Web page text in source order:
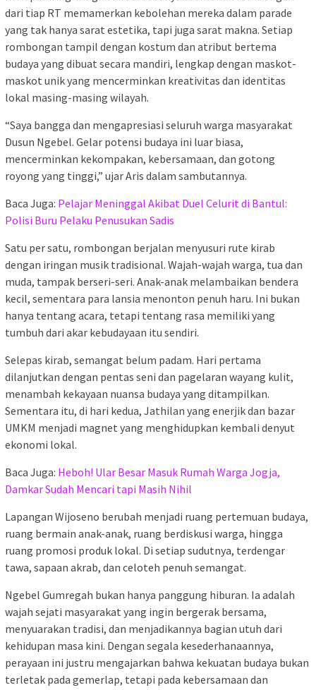
dari tiap RT memamerkan kebolehan mereka dalam parade
yang tak hanya sarat estetika, tapi juga sarat makna. Setiap
rombongan tampil dengan kostum dan atribut bertema
budaya yang dibuat secara mandiri, lengkap dengan maskot-
maskot unik yang mencerminkan kreativitas dan identitas
lokal masing-masing wilayah.
“Saya bangga dan mengapresiasi seluruh warga masyarakat
Dusun Ngebel. Gelar potensi budaya ini luar biasa,
mencerminkan kekompakan, kebersamaan, dan gotong
royong yang tinggi,” ujar Aris dalam sambutannya.
Baca Juga: Pelajar Meninggal Akibat Duel Celurit di Bantul:
Polisi Buru Pelaku Penusukan Sadis
Satu per satu, rombongan berjalan menyusuri rute kirab
dengan iringan musik tradisional. Wajah-wajah warga, tua dan
muda, tampak berseri-seri. Anak-anak melambaikan bendera
kecil, sementara para lansia menonton penuh haru. Ini bukan
hanya tentang acara, tetapi tentang rasa memiliki yang
tumbuh dari akar kebudayaan itu sendiri.
Selepas kirab, semangat belum padam. Hari pertama
dilanjutkan dengan pentas seni dan pagelaran wayang kulit,
menambah kekayaan nuansa budaya yang ditampilkan.
Sementara itu, di hari kedua, Jathilan yang enerjik dan bazar
UMKM menjadi magnet yang menghidupkan kembali denyut
ekonomi lokal.
Baca Juga: Heboh! Ular Besar Masuk Rumah Warga Jogja,
Damkar Sudah Mencari tapi Masih Nihil
Lapangan Wijoseno berubah menjadi ruang pertemuan budaya,
ruang bermain anak-anak, ruang berdiskusi warga, hingga
ruang promosi produk lokal. Di setiap sudutnya, terdengar
tawa, sapaan akrab, dan celoteh penuh semangat.
Ngebel Gumregah bukan hanya panggung hiburan. Ia adalah
wajah sejati masyarakat yang ingin bergerak bersama,
menyuarakan tradisi, dan menjadikannya bagian utuh dari
kehidupan masa kini. Dengan segala kesederhanaannya,
perayaan ini justru mengajarkan bahwa kekuatan budaya bukan
terletak pada gemerlap, tetapi pada kebersamaan dan